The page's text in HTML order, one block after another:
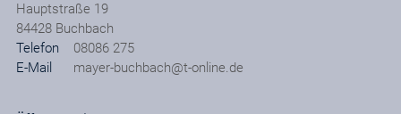
Hauptstraße 19
84428 Buchbach
Telefon
08086 275
E-Mail
mayer-buchbach@t-online.de